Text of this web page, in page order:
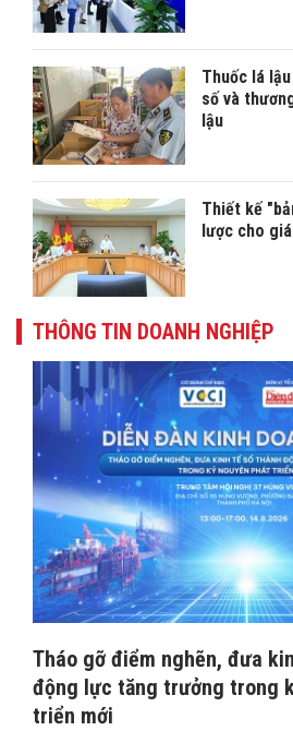
Thuốc lá
số và
lậu
Thiết kế
lược cho
THÔNG TIN DOANH NGHIỆP
Tháo gỡ điểm nghẽn, đưa
động lực tăng trưởng trong
triển mới